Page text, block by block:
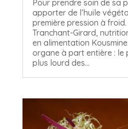
Pour prendre soin de sa
apporter de l’huile
première pression à
Tranchant-Girard,
en alimentation
organe à part entière : le
plus lourd des...